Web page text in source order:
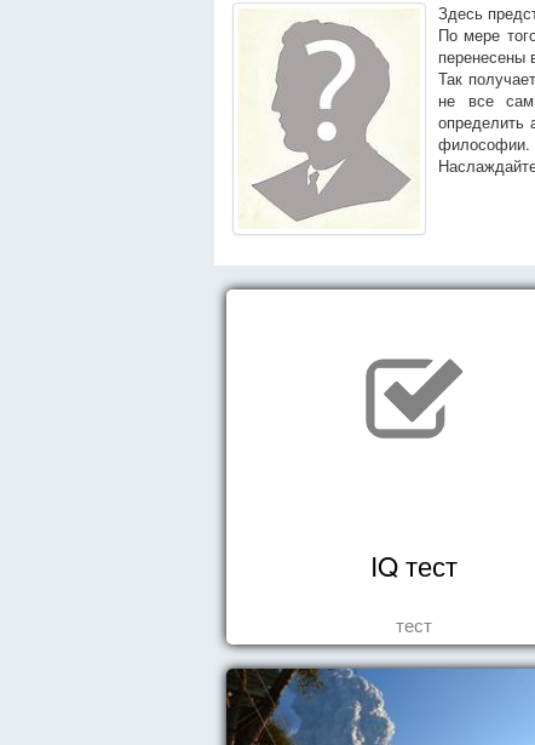
Здесь
По мере
перенесены
Так
не все
определить
философии.
IQ тест
тест